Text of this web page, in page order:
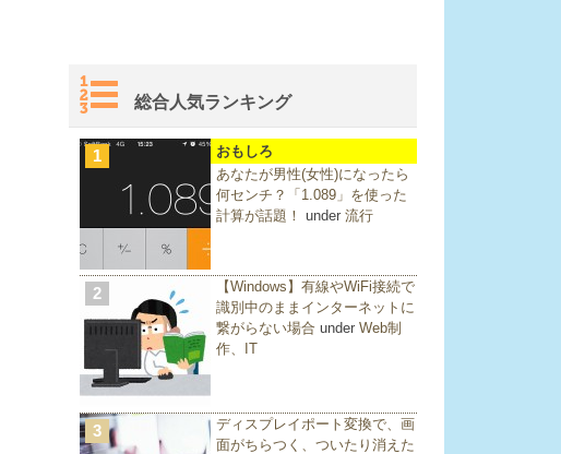
総合人気ランキング
1
おもしろ
あなたが男性(女性)になったら
何センチ？「1.089」を使った
計算が話題！ under 流行
2
【Windows】有線やWiFi接続で
識別中のままインターネットに
繋がらない場合 under Web制
作、IT
3
ディスプレイポート変換で、画
面がちらつく、ついたり消えた